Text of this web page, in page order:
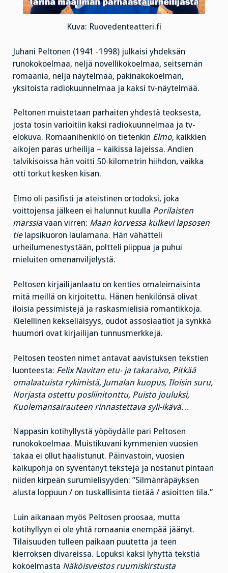
Kuva: Ruovedenteatteri.fi
Juhani Peltonen (1941 -1998) julkaisi yhdeksän
runokokoelmaa, neljä novellikokoelmaa, seitsemän
romaania, neljä näytelmää, pakinakokoelman,
yksitoista radiokuunnelmaa ja kaksi tv-näytelmää.
Peltonen muistetaan parhaiten yhdestä teoksesta,
josta tosin varioitiin kaksi radiokuunnelmaa ja tv-
elokuva. Romaanihenkilö on tietenkin Elmo, kaikkien
aikojen paras urheilija – kaikissa lajeissa. Andien
talvikisoissa hän voitti 50-kilometrin hiihdon, vaikka
otti torkut kesken kisan.
Elmo oli pasifisti ja ateistinen ortodoksi, joka
voittojensa jälkeen ei halunnut kuulla Porilaisten
marssia vaan virren: Maan korvessa kulkevi lapsosen
tielapsikuoron laulamana. Hän vähätteli
urheilumenestystään, poltteli piippua ja puhui
mieluiten omenanviljelystä.
Peltosen kirjailijanlaatu on kenties omaleimaisinta
mitä meillä on kirjoitettu. Hänen henkilönsä olivat
iloisia pessimistejä ja raskasmielisiä romantikkoja.
Kielellinen kekseliäisyys, oudot assosiaatiot ja synkkä
huumori ovat kirjailijan tunnusmerkkejä.
Peltosen teosten nimet antavat aavistuksen tekstien
luonteesta: Felix Navitan etu- ja takaraivo, Pitkää
omalaatuista rykimistä, Jumalan kuopus, Iloisin suru,
Norjasta ostettu posliinitonttu, Puisto jouluksi,
Kuolemansairauteen rinnastettava syli-ikävä…
Nappasin kotihyllystä yöpöydälle pari Peltosen
runokokoelmaa. Muistikuvani kymmenien vuosien
takaa ei ollut haalistunut. Päinvastoin, vuosien
kaikupohja on syventänyt tekstejä ja nostanut pintaan
niiden kirpeän surumielisyyden: ”Silmänräpäyksen
alusta loppuun / on tuskallisinta tietää / asioitten tila.”
Luin aikanaan myös Peltosen proosaa, mutta
kotihyllyyn ei ole yhtä romaania enempää jäänyt.
Tilaisuuden tulleen paikaan puutetta ja teen
kierroksen divareissa. Lopuksi kaksi lyhyttä tekstiä
kokoelmasta Näköisveistos ruumiskirstusta